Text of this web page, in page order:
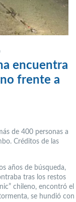
encuentra
frente a
de 400 personas a
Créditos de las
años de búsqueda,
tras los restos
chileno, encontró el
se hundió con